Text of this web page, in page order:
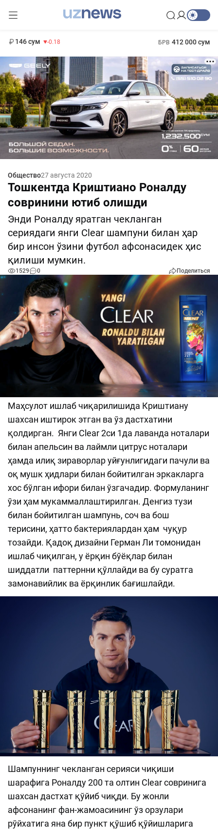
146 сум -0.18 БРВ 412 000 сум
Общество27 августа 2020
Тошкентда Криштиано Роналду
совринини ютиб олишди
Энди Роналду яратган чекланган
сериядаги янги Clear шампуни билан ҳар
бир инсон ўзини футбол афсонасидек ҳис
қилиши мумкин.
1529 0 Поделиться
Маҳсулот ишлаб чиқарилишида Криштиану
шахсан иштирок этган ва ўз дастхатини
қолдирган. Янги Clear 2си 1да лаванда ноталари
билан апельсин ва лаймли цитрус ноталари
ҳамда илиқ зираворлар уйғунлигидаги пачули ва
оқ мушк ҳидлари билан бойитилган эркакларга
хос бўлган ифори билан ўзгачадир. Формуланинг
ўзи ҳам мукаммаллаштирилган. Денгиз тузи
билан бойитилган шампунь, соч ва бош
терисини, ҳатто бактериялардан ҳам чуқур
тозайди. Қадоқ дизайни Герман Ли томонидан
ишлаб чиқилган, у ёрқин бўёқлар билан
шиддатли паттернни қўллайди ва бу суратга
замонавийлик ва ёрқинлик бағишлайди.
Шампуннинг чекланган серияси чиқиши
шарафига Роналду 200 та олтин Clear совринига
шахсан дастхат қўйиб чиқди. Бу жонли
афсонанинг фан-жамоасининг ўз орзулари
рўйхатига яна бир пункт қўшиб қўйишларига